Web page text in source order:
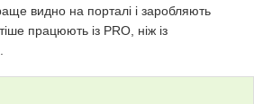
видно на порталі і заробляють
працюють із PRO, ніж із